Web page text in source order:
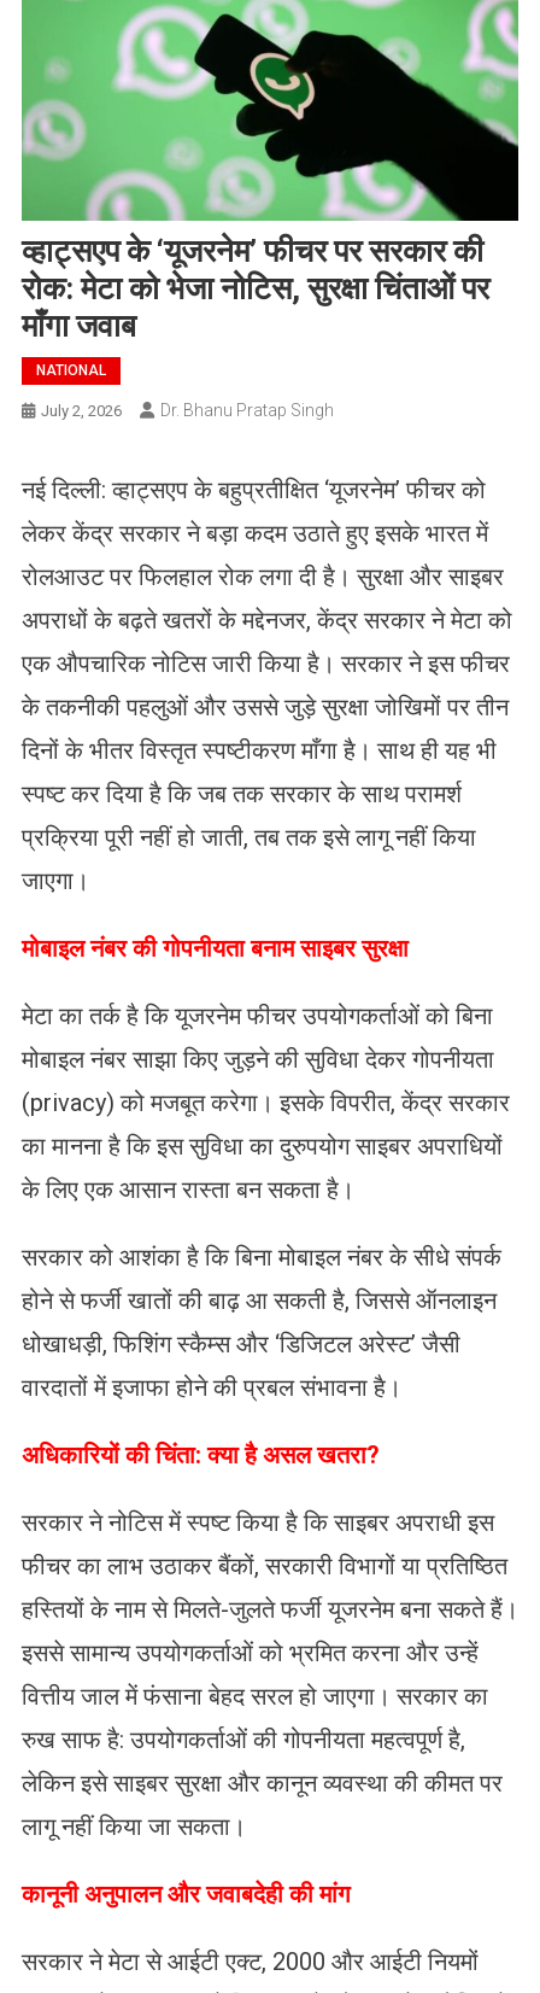
व्हाट्सएप के ‘यूजरनेम’ फीचर पर सरकार की
रोक: मेटा को भेजा नोटिस, सुरक्षा चिंताओं पर
माँगा जवाब
NATIONAL
July 2, 2026 Dr. Bhanu Pratap Singh
नई दिल्ली: व्हाट्सएप के बहुप्रतीक्षित ‘यूजरनेम’ फीचर को
लेकर केंद्र सरकार ने बड़ा कदम उठाते हुए इसके भारत में
रोलआउट पर फिलहाल रोक लगा दी है। सुरक्षा और साइबर
अपराधों के बढ़ते खतरों के मद्देनजर, केंद्र सरकार ने मेटा को
एक औपचारिक नोटिस जारी किया है। सरकार ने इस फीचर
के तकनीकी पहलुओं और उससे जुड़े सुरक्षा जोखिमों पर तीन
दिनों के भीतर विस्तृत स्पष्टीकरण माँगा है। साथ ही यह भी
स्पष्ट कर दिया है कि जब तक सरकार के साथ परामर्श
प्रक्रिया पूरी नहीं हो जाती, तब तक इसे लागू नहीं किया
जाएगा।
मोबाइल नंबर की गोपनीयता बनाम साइबर सुरक्षा
मेटा का तर्क है कि यूजरनेम फीचर उपयोगकर्ताओं को बिना
मोबाइल नंबर साझा किए जुड़ने की सुविधा देकर गोपनीयता
(privacy) को मजबूत करेगा। इसके विपरीत, केंद्र सरकार
का मानना है कि इस सुविधा का दुरुपयोग साइबर अपराधियों
के लिए एक आसान रास्ता बन सकता है।
सरकार को आशंका है कि बिना मोबाइल नंबर के सीधे संपर्क
होने से फर्जी खातों की बाढ़ आ सकती है, जिससे ऑनलाइन
धोखाधड़ी, फिशिंग स्कैम्स और ‘डिजिटल अरेस्ट’ जैसी
वारदातों में इजाफा होने की प्रबल संभावना है।
अधिकारियों की चिंता: क्या है असल खतरा?
सरकार ने नोटिस में स्पष्ट किया है कि साइबर अपराधी इस
फीचर का लाभ उठाकर बैंकों, सरकारी विभागों या प्रतिष्ठित
हस्तियों के नाम से मिलते-जुलते फर्जी यूजरनेम बना सकते हैं।
इससे सामान्य उपयोगकर्ताओं को भ्रमित करना और उन्हें
वित्तीय जाल में फंसाना बेहद सरल हो जाएगा। सरकार का
रुख साफ है: उपयोगकर्ताओं की गोपनीयता महत्वपूर्ण है,
लेकिन इसे साइबर सुरक्षा और कानून व्यवस्था की कीमत पर
लागू नहीं किया जा सकता।
कानूनी अनुपालन और जवाबदेही की मांग
सरकार ने मेटा से आईटी एक्ट, 2000 और आईटी नियमों